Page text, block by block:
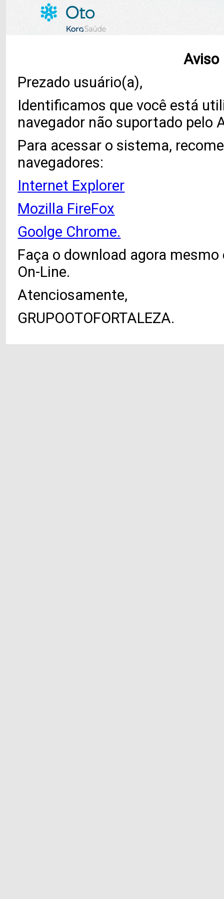
Aviso
Prezado usuário(a),
Identificamos que você está
navegador não suportado pelo
Para acessar o sistema,
navegadores:
Internet Explorer
Mozilla FireFox
Goolge Chrome.
Faça o download agora
On-Line.
Atenciosamente,
GRUPOOTOFORTALEZA.